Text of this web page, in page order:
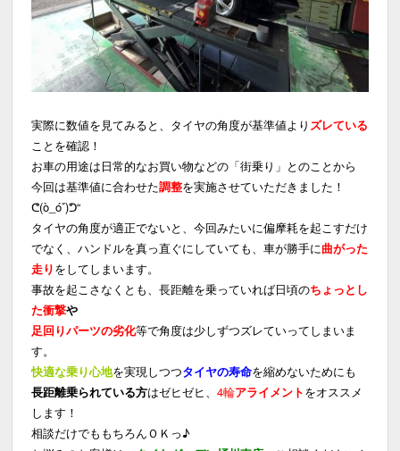
実際に数値を見てみると、タイヤの角度が基準値より ズレている
ことを確認！
お車の用途は日常的なお買い物などの「街乗り」とのことから
今回は基準値に合わせた調整を実施させていただきました！
ᕦ(ò_óˇ)ᕤ“
タイヤの角度が適正でないと、今回みたいに偏摩耗を起こすだけ
でなく、ハンドルを真っ直ぐにしていても、車が勝手に曲がった
走りをしてしまいます。
事故を起こさなくとも、長距離を乗っていれば日頃のちょっとし
た衝撃や
足回りパーツの劣化等で角度は少しずつズレていってしまいま
す。
快適な乗り心地を実現しつつタイヤの寿命を縮めないためにも
長距離乗られている方はゼヒゼヒ、4輪アライメントをオススメ
します！
相談だけでももちろんＯＫっ♪